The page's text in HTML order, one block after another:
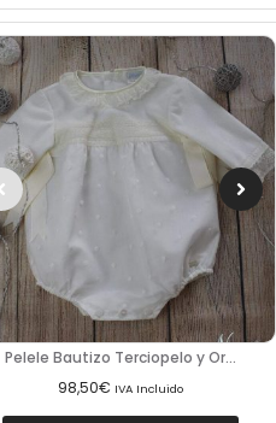
Pelele Bautizo Terciopelo y Or...
98,50€ IVA Incluido